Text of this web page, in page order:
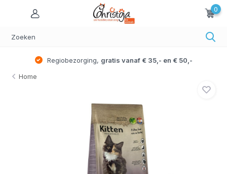
0
Regiobezorging, gratis vanaf € 35,- en € 50,-
Home